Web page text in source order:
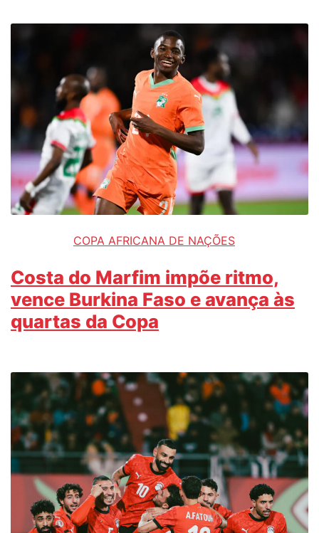
COPA AFRICANA DE NAÇÕES
Costa do Marfim impõe ritmo,
vence Burkina Faso e avança às
quartas da Copa